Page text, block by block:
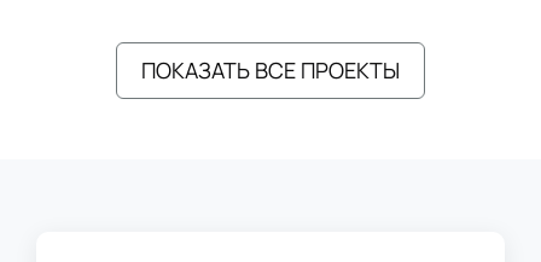
ПОКАЗАТЬ ВСЕ ПРОЕКТЫ